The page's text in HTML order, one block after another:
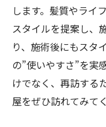
します。髪質やライ
スタイルを提案し、
り、施術後にもスタ
の”使いやすさ”を実
けでなく、再訪する
屋をぜひ訪れてみて